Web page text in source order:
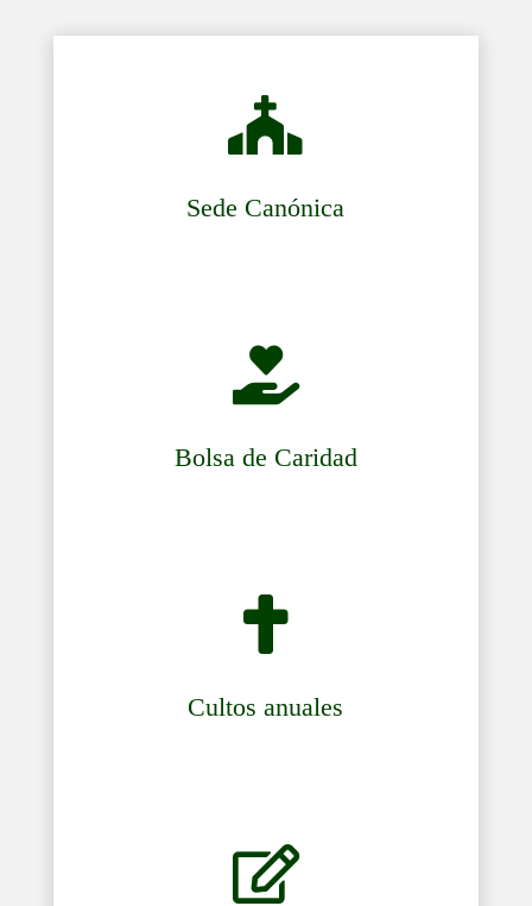

Sede Canónica

Bolsa de Caridad

Cultos anuales
